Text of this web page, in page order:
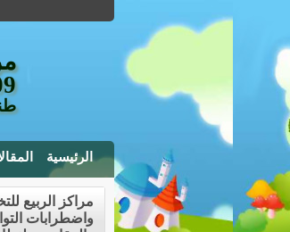
الرئيسية
مراكز الربيع
واضطرابات